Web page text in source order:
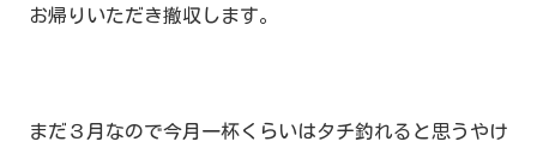
お帰りいただき撤収します。
まだ３月なので今月一杯くらいはタチ釣れると思うやけ